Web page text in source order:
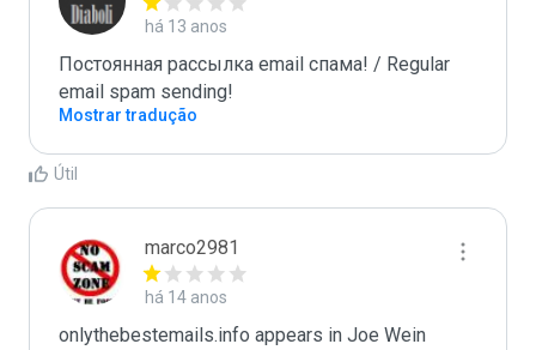
há 13 anos
Постоянная рассылка email спама! / Regular
email spam sending!
Mostrar tradução
Útil
marco2981
há 14 anos
onlythebestemails.info appears in Joe Wein